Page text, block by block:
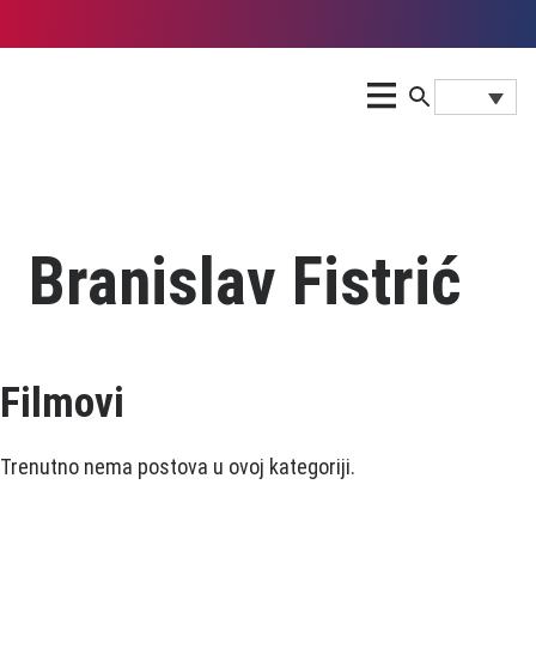
Branislav Fistrić
Filmovi
Trenutno nema postova u ovoj kategoriji.